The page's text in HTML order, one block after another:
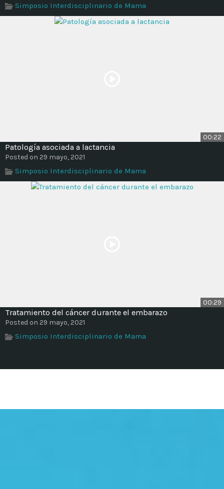
Simposio Interdisciplinario de Mama
00:22
Patología asociada a lactancia
Posted on 29 mayo, 2021
Simposio Interdisciplinario de Mama
00:29
Tratamiento del cáncer durante el embarazo
Posted on 29 mayo, 2021
Simposio Interdisciplinario de Mama